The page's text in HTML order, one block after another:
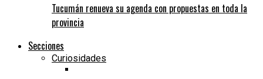
Tucumán renueva su agenda con propuestas en toda la
provincia
Secciones
Curiosidades